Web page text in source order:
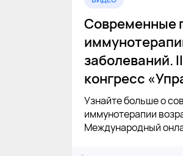
Современные
заболеваний.
конгресс
Узнайте больше о
иммунотерапии
Международный